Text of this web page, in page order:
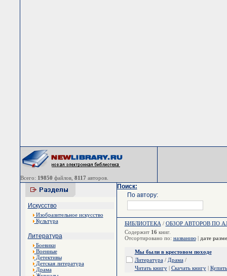
Всего: 19850 файлов, 8117 авторов.
Искусство
Изобразительное искусство
Культура
Литература
Боевики
Военные
Детективы
Детская литература
Драма
Поиск:
По автору:
БИБЛИОТЕКА / ОБЗОР АВТОРОВ ПО
Содержит 16 книг.
Отсортировано по: названию| дате
Мы были в крестовом походе
Литература/ Драма/
Читать книгу| Скачать книгу| Купить